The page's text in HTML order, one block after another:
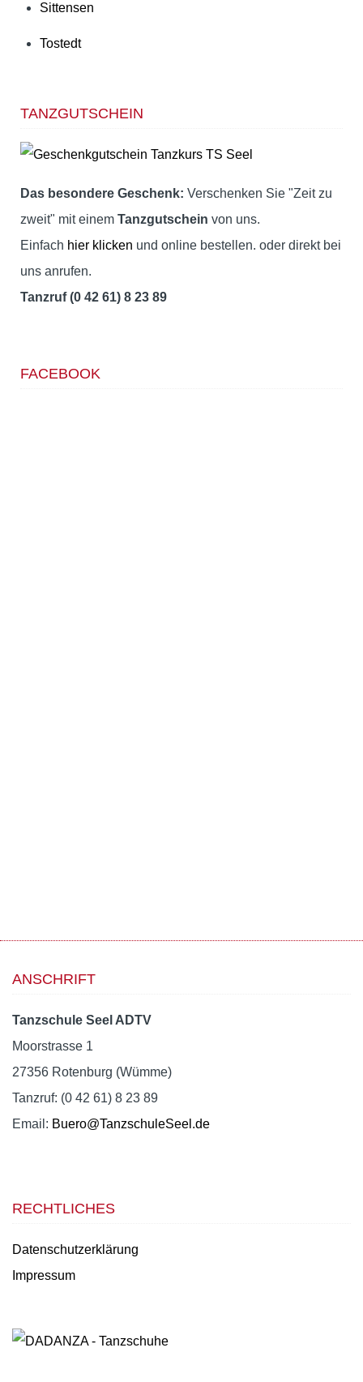
Sittensen
Tostedt
TANZGUTSCHEIN
Das besondere Geschenk: Verschenken Sie "Zeit zu
zweit" mit einem Tanzgutschein von uns.
Einfach hier klicken und online bestellen. oder direkt bei
uns anrufen.
Tanzruf (0 42 61) 8 23 89
FACEBOOK
ANSCHRIFT
Tanzschule Seel ADTV
Moorstrasse 1
27356 Rotenburg (Wümme)
Tanzruf: (0 42 61) 8 23 89
Email: Buero@TanzschuleSeel.de
RECHTLICHES
Datenschutzerklärung
Impressum